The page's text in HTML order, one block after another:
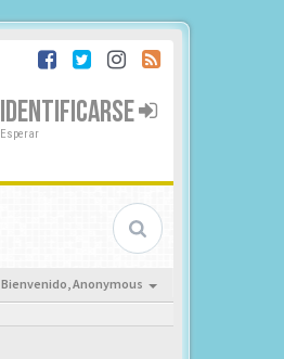
IDENTIFICARSE
Esperar
Bienvenido,Anonymous